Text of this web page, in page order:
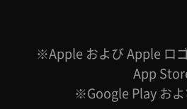
※Apple および Apple ロ
App
※Google Play お